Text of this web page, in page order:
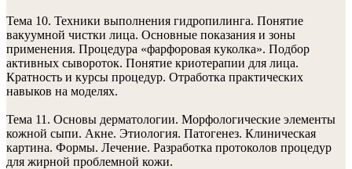
Тема 10. Техники выполнения гидропилинга. Понятие
вакуумной чистки лица. Основные показания и зоны
применения. Процедура «фарфоровая куколка». Подбор
активных сывороток. Понятие криотерапии для лица.
Кратность и курсы процедур. Отработка практических
навыков на моделях.
Тема 11. Основы дерматологии. Морфологические элементы
кожной сыпи. Акне. Этиология. Патогенез. Клиническая
картина. Формы. Лечение. Разработка протоколов процедур
для жирной проблемной кожи.